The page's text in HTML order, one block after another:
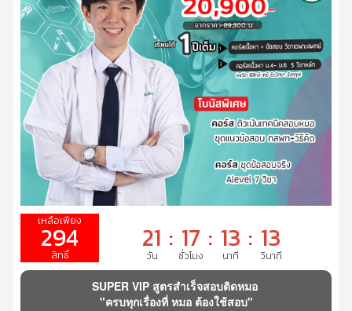
21 : 17 : 13 : 12
294
SUPER VIP สูตรสำเร็จสอบติดหมอ
"ครบทุกเรื่องที่ หมอ ต้องใช้สอบ"